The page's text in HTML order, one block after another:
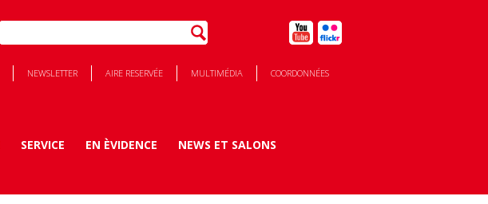
NEWSLETTER AIRE RESERVÉE MULTIMÉDIA COORDONNÉES
SERVICE EN ÈVIDENCE NEWS ET SALONS